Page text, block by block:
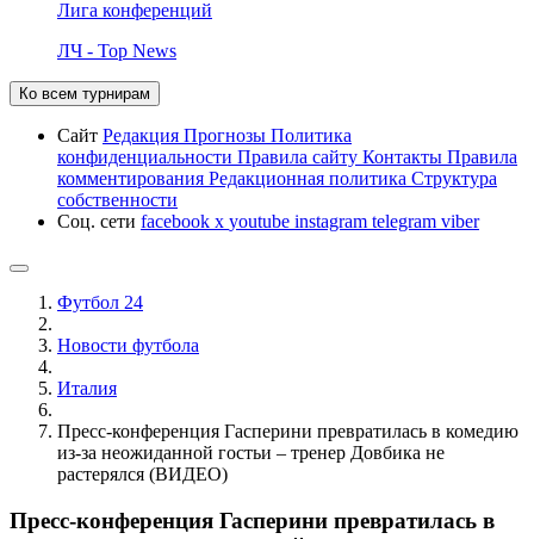
Лига конференций
ЛЧ - Top News
Ко всем турнирам
Сайт Редакция Прогнозы Политика
конфиденциальности Правила сайту Контакты Правила
комментирования Редакционная политика Структура
собственности
Соц. сети facebook x youtube instagram telegram viber
Футбол 24
Новости футбола
Италия
Пресс-конференция Гасперини превратилась в комедию
из-за неожиданной гостьи – тренер Довбика не
растерялся (ВИДЕО)
Пресс-конференция Гасперини превратилась в